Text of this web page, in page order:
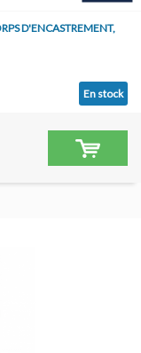
D'ENCASTREMENT,
En stock